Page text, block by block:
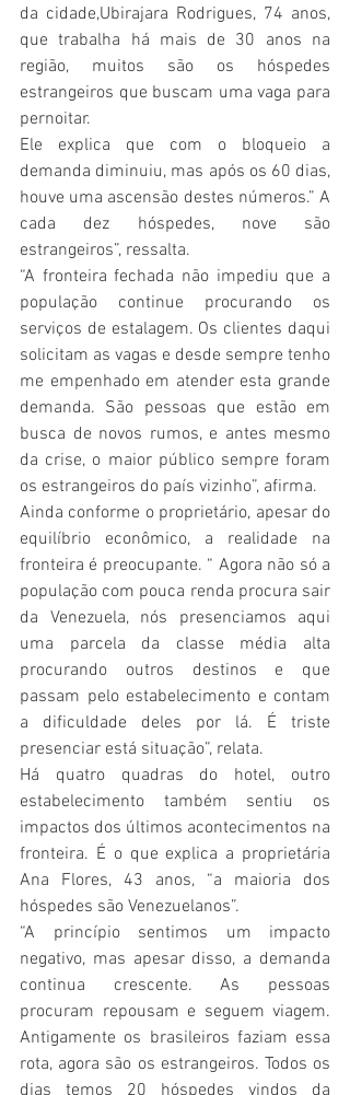
da cidade,Ubirajara Rodrigues, 74 anos,
que trabalha há mais de 30 anos na
região, muitos são os hóspedes
estrangeiros que buscam uma vaga para
pernoitar.
Ele explica que com o bloqueio a
demanda diminuiu, mas após os 60 dias,
houve uma ascensão destes números.” A
cada dez hóspedes, nove são
estrangeiros”, ressalta.
“A fronteira fechada não impediu que a
população continue procurando os
serviços de estalagem. Os clientes daqui
solicitam as vagas e desde sempre tenho
me empenhado em atender esta grande
demanda. São pessoas que estão em
busca de novos rumos, e antes mesmo
da crise, o maior público sempre foram
os estrangeiros do país vizinho”, afirma.
Ainda conforme o proprietário, apesar do
equilíbrio econômico, a realidade na
fronteira é preocupante. “ Agora não só a
população com pouca renda procura sair
da Venezuela, nós presenciamos aqui
uma parcela da classe média alta
procurando outros destinos e que
passam pelo estabelecimento e contam
a dificuldade deles por lá. É triste
presenciar está situação”, relata.
Há quatro quadras do hotel, outro
estabelecimento também sentiu os
impactos dos últimos acontecimentos na
fronteira. É o que explica a proprietária
Ana Flores, 43 anos, “a maioria dos
hóspedes são Venezuelanos”.
“A princípio sentimos um impacto
negativo, mas apesar disso, a demanda
continua crescente. As pessoas
procuram repousam e seguem viagem.
Antigamente os brasileiros faziam essa
rota, agora são os estrangeiros. Todos os
dias temos 20 hóspedes vindos da